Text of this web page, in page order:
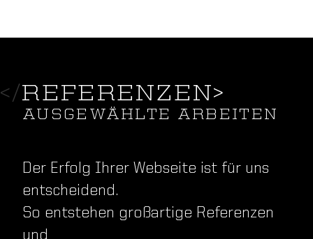
</REFERENZEN >
AUSGEWÄHLTE ARBEITEN
Der Erfolg Ihrer Webseite ist für uns
entscheidend.
So entstehen großartige Referenzen
und